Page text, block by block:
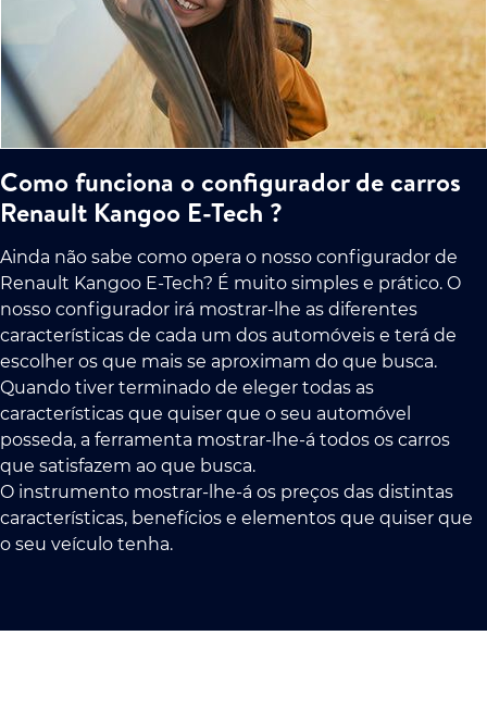
Como funciona o configurador de carros
Renault Kangoo E-Tech ?
Ainda não sabe como opera o nosso configurador de
Renault Kangoo E-Tech? É muito simples e prático. O
nosso configurador irá mostrar-lhe as diferentes
características de cada um dos automóveis e terá de
escolher os que mais se aproximam do que busca.
Quando tiver terminado de eleger todas as
características que quiser que o seu automóvel
posseda, a ferramenta mostrar-lhe-á todos os carros
que satisfazem ao que busca.
O instrumento mostrar-lhe-á os preços das distintas
características, benefícios e elementos que quiser que
o seu veículo tenha.